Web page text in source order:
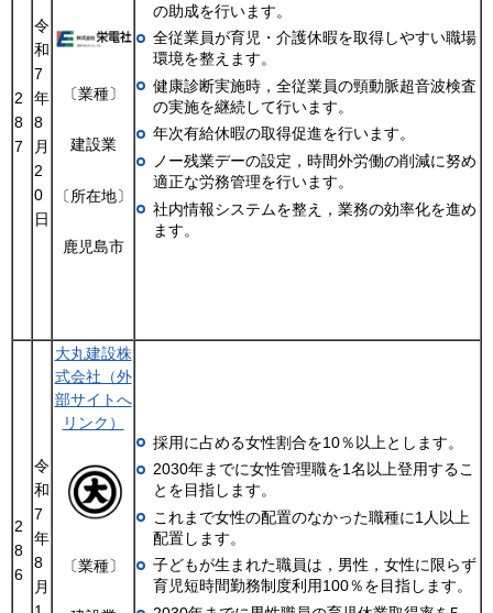
2
8
7
令
和
7
年
8
月
2
0
日
〔業種〕
建設業
〔所在地〕
鹿児島市
の助成を行います。
全従業員が育児・介護休暇を取得しやすい職場
環境を整えます。
健康診断実施時，全従業員の頸動脈超音波検査
の実施を継続して行います。
年次有給休暇の取得促進を行います。
ノー残業デーの設定，時間外労働の削減に努め
適正な労務管理を行います。
社内情報システムを整え，業務の効率化を進め
ます。
2
8
6
令
和
7
年
8
月
大丸建設株
式会社（外
部サイトへ
リンク）
〔業種〕
採用に占める女性割合を10％以上とします。
2030年までに女性管理職を1名以上登用するこ
とを目指します。
これまで女性の配置のなかった職種に1人以上
配置します。
子どもが生まれた職員は，男性，女性に限らず
育児短時間勤務制度利用100％を目指します。